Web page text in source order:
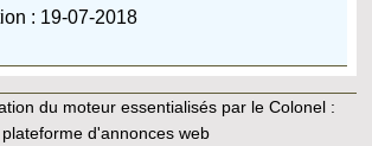
: 19-07-2018
du moteur essentialisés par le Colonel :
plateforme d'annonces web